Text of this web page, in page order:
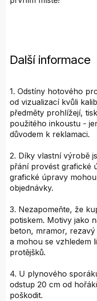
Další informace
1. Odstíny hotového
od vizualizací kvůli
předměty prohlížejí,
použitého inkoustu -
důvodem k reklamaci.
2. Díky vlastní výrobě
přání provést grafické
grafické úpravy
objednávky.
3. Nezapomeňte, že
potiskem. Motivy jako
beton, mramor,
a mohou se vzhledem
protějšků.
4. U plynového
odstup 20 cm od
poškodit.